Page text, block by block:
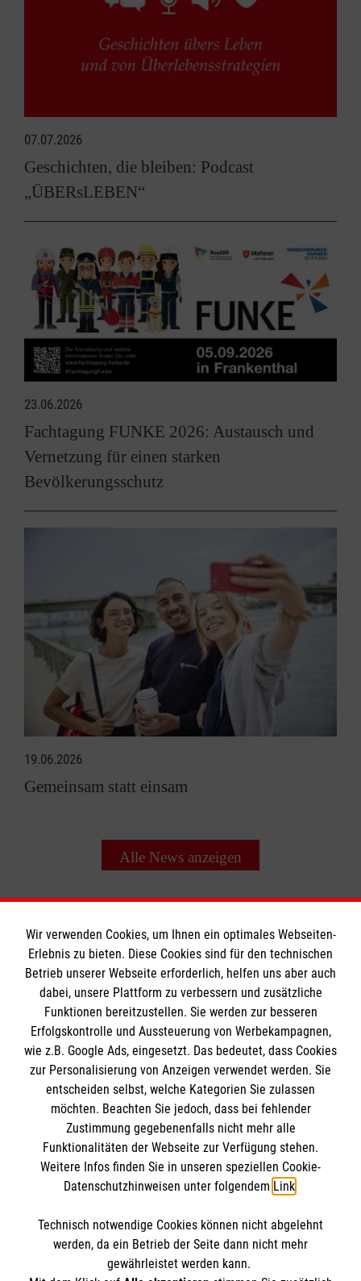
07.07.2026
Geschichten, die bleiben: Podcast
„ÜBERsLEBEN“
23.06.2026
Fachtagung FUNKE 2026: Austausch und
Vernetzung für einen starken
Bevölkerungsschutz
19.06.2026
Gemeinsam statt einsam
Alle News anzeigen
Informationen
Impressum
Datenschutz
Barrierefreiheit
Kontakt
Die Malteser
Malteser in Deutschland
Malteserorden
Sharepoint
Spendenkonto
Bank: Pax-Bank für Kirche und Caritas eG
IBAN: DE71 3706 0193 3000 4330 11
So finden Sie uns
Wir verwenden Cookies, um Ihnen ein optimales Webseiten-
Erlebnis zu bieten. Diese Cookies sind für den technischen
Betrieb unserer Webseite erforderlich, helfen uns aber auch
dabei, unsere Plattform zu verbessern und zusätzliche
Funktionen bereitzustellen. Sie werden zur besseren
Erfolgskontrolle und Aussteuerung von Werbekampagnen,
wie z.B. Google Ads, eingesetzt. Das bedeutet, dass Cookies
zur Personalisierung von Anzeigen verwendet werden. Sie
entscheiden selbst, welche Kategorien Sie zulassen
möchten. Beachten Sie jedoch, dass bei fehlender
Zustimmung gegebenenfalls nicht mehr alle
Funktionalitäten der Webseite zur Verfügung stehen.
Weitere Infos finden Sie in unseren speziellen Cookie-
Datenschutzhinweisen unter folgendem Link.
Technisch notwendige Cookies können nicht abgelehnt
werden, da ein Betrieb der Seite dann nicht mehr
gewährleistet werden kann.